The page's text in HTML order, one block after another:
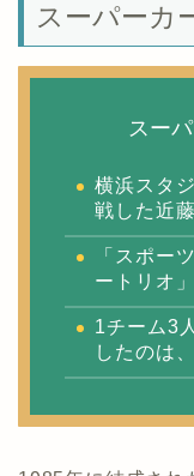
スーパーカ
スー
横浜スタ
戦した近
「スポー
ートリオ
1チーム3
したのは